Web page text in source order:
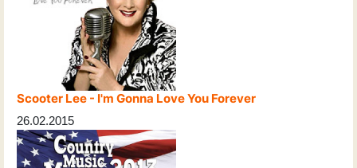
Scooter Lee - I'm Gonna Love You Forever
26.02.2015